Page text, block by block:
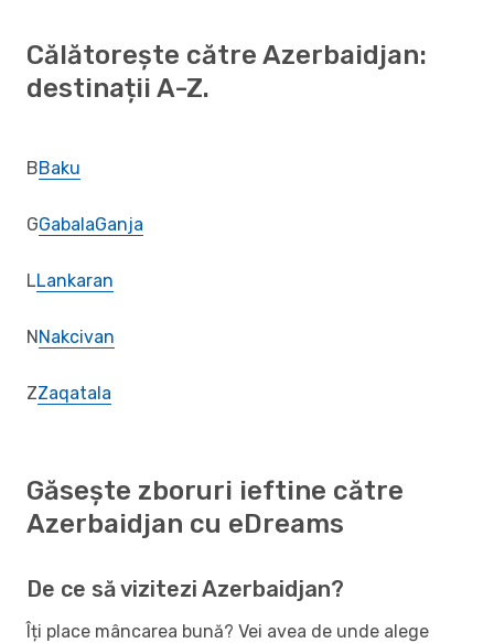
Călătorește către Azerbaidjan:
destinații A-Z.
BBaku
GGabalaGanja
LLankaran
NNakcivan
ZZaqatala
Găsește zboruri ieftine către
Azerbaidjan cu eDreams
De ce să vizitezi Azerbaidjan?
Îți place mâncarea bună? Vei avea de unde alege